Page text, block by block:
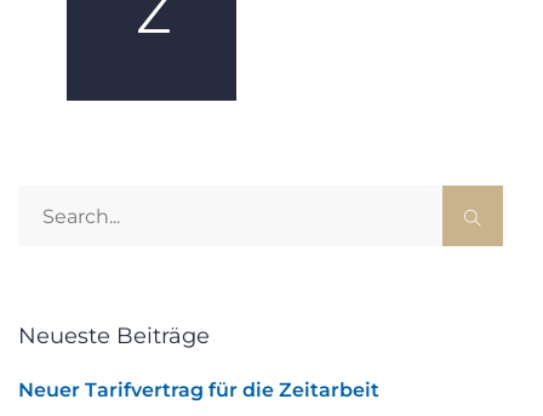
Neueste Beiträge
Neuer Tarifvertrag für die Zeitarbeit